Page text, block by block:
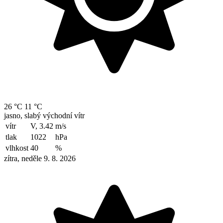
26 °C 11 °C
jasno, slabý východní vítr
vítr
V, 3.42 m/s
tlak
1022
hPa
vlhkost 40
%
zítra, neděle 9. 8. 2026